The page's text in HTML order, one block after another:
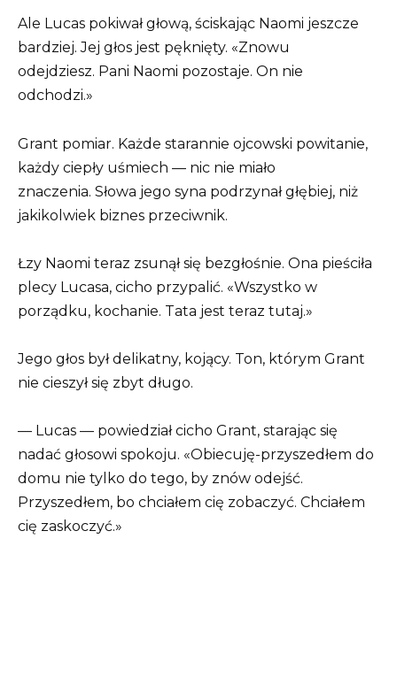
Ale Lucas pokiwał głową, ściskając Naomi jeszcze
bardziej. Jej głos jest pęknięty. «Znowu
odejdziesz. Pani Naomi pozostaje. On nie
odchodzi.»
Grant pomiar. Każde starannie ojcowski powitanie,
każdy ciepły uśmiech — nic nie miało
znaczenia. Słowa jego syna podrzynał głębiej, niż
jakikolwiek biznes przeciwnik.
Łzy Naomi teraz zsunął się bezgłośnie. Ona pieściła
plecy Lucasa, cicho przypalić. «Wszystko w
porządku, kochanie. Tata jest teraz tutaj.»
Jego głos był delikatny, kojący. Ton, którym Grant
nie cieszył się zbyt długo.
— Lucas — powiedział cicho Grant, starając się
nadać głosowi spokoju. «Obiecuję-przyszedłem do
domu nie tylko do tego, by znów odejść.
Przyszedłem, bo chciałem cię zobaczyć. Chciałem
cię zaskoczyć.»